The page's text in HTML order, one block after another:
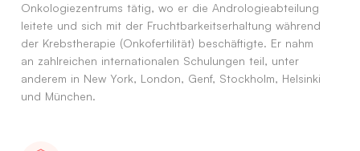
Onkologiezentrums tätig, wo er die Andrologieabteilung
leitete und sich mit der Fruchtbarkeitserhaltung während
der Krebstherapie (Onkofertilität) beschäftigte. Er nahm
an zahlreichen internationalen Schulungen teil, unter
anderem in New York, London, Genf, Stockholm, Helsinki
und München.